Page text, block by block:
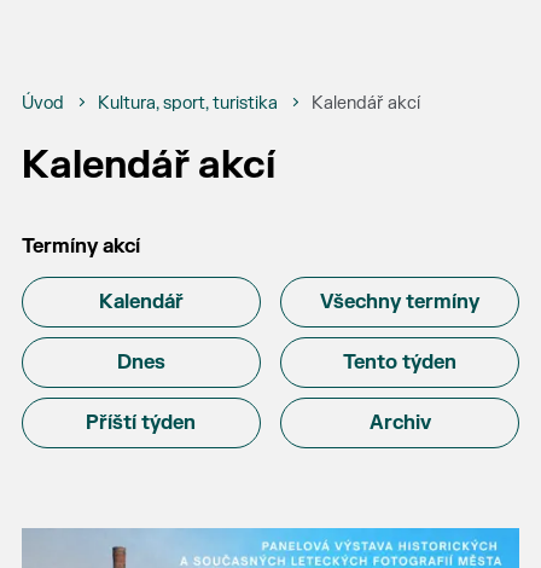
Úvod Kultura, sport, turistika Kalendář akcí
Kalendář akcí
Termíny akcí
Kalendář Všechny termíny
Dnes Tento týden
Příští týden Archiv